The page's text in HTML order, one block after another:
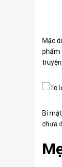
Mặc
phẩm
Bí
chưa